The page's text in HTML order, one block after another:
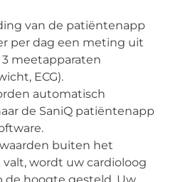
van de patiëntenapp
per dag een meting uit
meetapparaten
ECG).
automatisch
de SaniQ patiëntenapp
buiten het
wordt uw cardioloog